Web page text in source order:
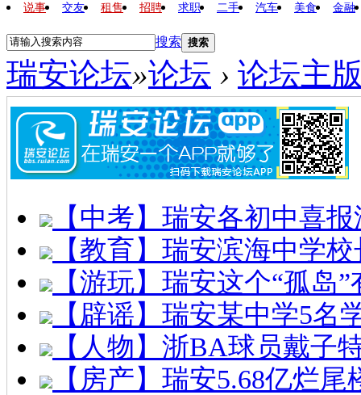
说事 交友 租售 招聘 求职 二手 汽车 美食 金融
搜索 搜索
瑞安论坛»论坛 › 论坛主
【中考】瑞安各初中喜
【教育】瑞安滨海中学
【游玩】瑞安这个“孤岛
【辟谣】瑞安某中学5名
【人物】浙BA球员戴子
【房产】瑞安5.68亿烂